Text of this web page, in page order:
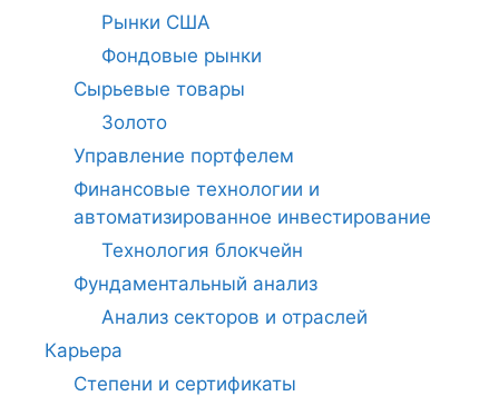
Рынки США
Фондовые рынки
Сырьевые товары
Золото
Управление портфелем
Финансовые технологии и
автоматизированное инвестирование
Технология блокчейн
Фундаментальный анализ
Анализ секторов и отраслей
Карьера
Степени и сертификаты